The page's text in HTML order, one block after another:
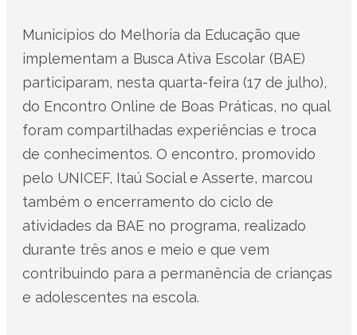
Municípios do Melhoria da Educação que
implementam a Busca Ativa Escolar (BAE)
participaram, nesta quarta-feira (17 de julho),
do Encontro Online de Boas Práticas, no qual
foram compartilhadas experiências e troca
de conhecimentos. O encontro, promovido
pelo UNICEF, Itaú Social e Asserte, marcou
também o encerramento do ciclo de
atividades da BAE no programa, realizado
durante três anos e meio e que vem
contribuindo para a permanência de crianças
e adolescentes na escola.